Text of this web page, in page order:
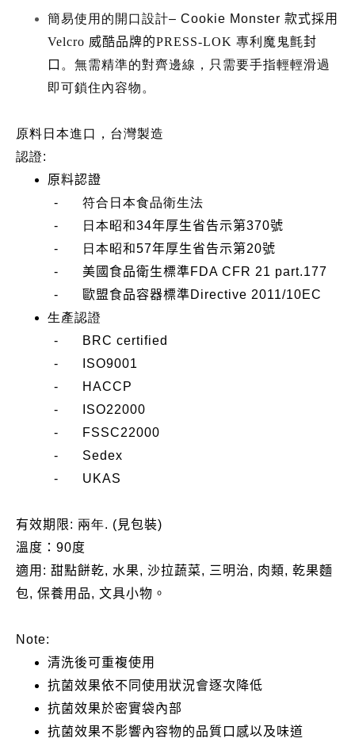
簡易使用的開口設計– Cookie Monster 款式採用
Velcro 威酷品牌的PRESS-LOK 專利魔鬼氈封
口 。無需精準的對齊邊線，只需要手指輕輕滑過
即可鎖住內容物。
原料日本進口，台灣製造
認證:
原料認證
- 符合日本食品衛生法
-
日本昭和34年厚生省告示第370號
-
日本昭和57年厚生省告示第20號
- 美國食品衛生標準FDA CFR 21 part.177
-
歐盟食品容器標準Directive 2011/10EC
生產認證
- BRC certified
- ISO9001
- HACCP
- ISO22000
- FSSC22000
- Sedex
- UKAS
有效期限: 兩年. ( 見包裝)
溫度： 90度
適用 : 甜點餅乾, 水果, 沙拉蔬菜, 三明治, 肉類, 乾果麵
包, 保養用品, 文具小物。
Note:
清洗後可重複使用
抗菌效果依不同使用狀況會逐次降低
抗菌效果於密實袋內部
抗菌效果不影響內容物的品質口感以及味道